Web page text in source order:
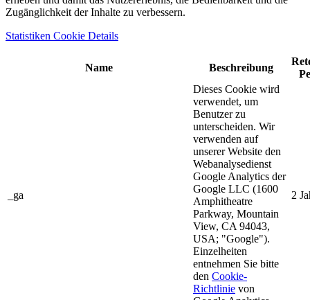
Zugänglichkeit der Inhalte zu verbessern.
Statistiken Cookie Details
Name Beschreibung
_ga
Dieses Cookie wird
verwendet, um
Benutzer zu
unterscheiden. Wir
verwenden auf
unserer Website den
Webanalysedienst
Google Analytics der
Google LLC (1600
Amphitheatre
Parkway, Mountain
View, CA 94043,
USA; "Google").
Einzelheiten
entnehmen Sie bitte
den Cookie-
Richtlinie von
2